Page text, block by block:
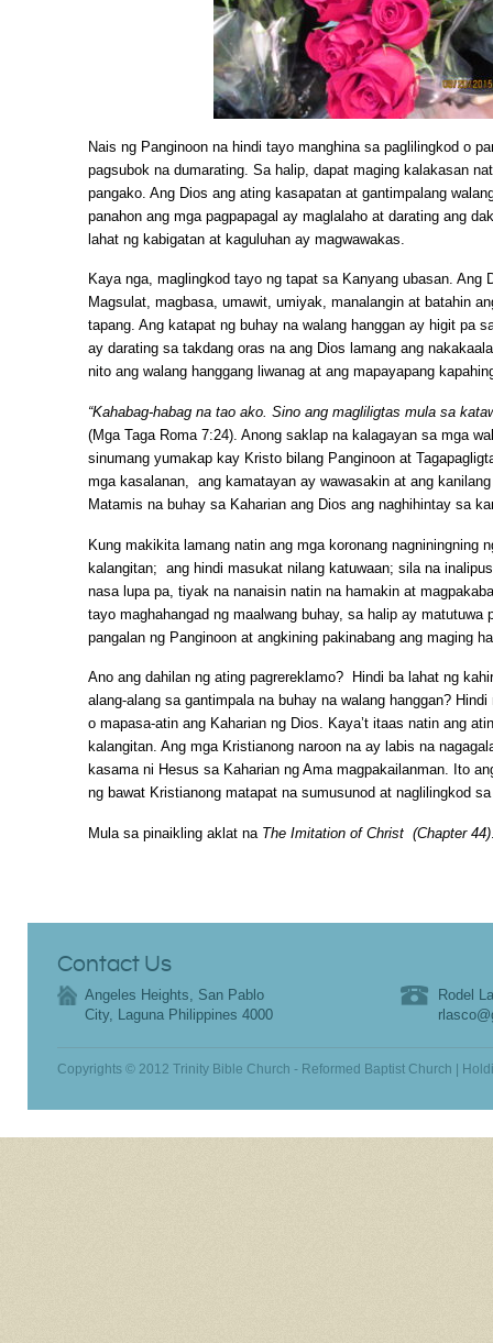
Nais ng Panginoon na hindi tayo manghina sa paglilingkod o
pagsubok na dumarating. Sa halip, dapat maging kalakasan
pangako. Ang Dios ang ating kasapatan at gantimpalang
panahon ang mga pagpapagal ay maglalaho at darating ang
lahat ng kabigatan at kaguluhan ay magwawakas.
Kaya nga, maglingkod tayo ng tapat sa Kanyang ubasan. Ang
Magsulat, magbasa, umawit, umiyak, manalangin at batahin
tapang. Ang katapat ng buhay na walang hanggan ay higit pa
ay darating sa takdang oras na ang Dios lamang ang
nito ang walang hanggang liwanag at ang mapayapang
“Kahabag-habag na tao ako. Sino ang magliligtas mula sa
(Mga Taga Roma 7:24). Anong saklap na kalagayan sa mga
sinumang yumakap kay Kristo bilang Panginoon at
mga kasalanan, ang kamatayan ay wawasakin at ang
Matamis na buhay sa Kaharian ang Dios ang naghihintay sa
Kung makikita lamang natin ang mga koronang nagniningning
kalangitan; ang hindi masukat nilang katuwaan; sila na
nasa lupa pa, tiyak na nanaisin natin na hamakin at
tayo maghahangad ng maalwang buhay, sa halip ay matutuwa
pangalan ng Panginoon at angkining pakinabang ang maging
Ano ang dahilan ng ating pagrereklamo? Hindi ba lahat ng
alang-alang sa gantimpala na buhay na walang hanggan?
o mapasa-atin ang Kaharian ng Dios. Kaya’t itaas natin ang
kalangitan. Ang mga Kristianong naroon na ay labis na
kasama ni Hesus sa Kaharian ng Ama magpakailanman. Ito
ng bawat Kristianong matapat na sumusunod at naglilingkod
Mula sa pinaikling aklat na The Imitation of Christ (Chapter 44)
Contact Us
Angeles Heights, San Pablo
City, Laguna Philippines 4000
Rodel
Copyrights © 2012 Trinity Bible Church - Reformed Baptist Church |